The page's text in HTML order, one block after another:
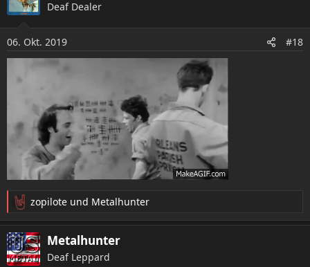
t
n
e
Deaf Dealer
06. Okt. 2019 #18
R
e
a
k
t
zopilote und Metalhunter
Metalhunter
Deaf Leppard